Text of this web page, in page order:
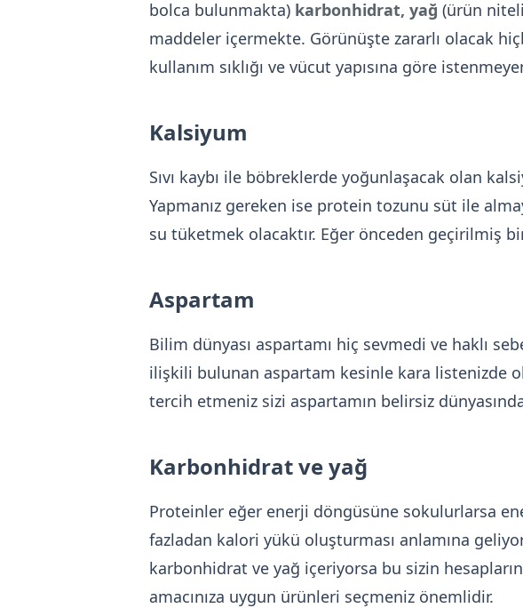
bolca bulunmakta) karbonhidrat, yağ (ürün
maddeler içermekte. Görünüşte zararlı olacak
kullanım sıklığı ve vücut yapısına göre
Kalsiyum
Sıvı kaybı ile böbreklerde yoğunlaşacak olan
Yapmanız gereken ise protein tozunu süt ile
su tüketmek olacaktır. Eğer önceden geçirilmiş
Aspartam
Bilim dünyası aspartamı hiç sevmedi ve haklı
ilişkili bulunan aspartam kesinle kara listenizde
tercih etmeniz sizi aspartamın belirsiz
Karbonhidrat ve yağ
Proteinler eğer enerji döngüsüne sokulurlarsa
fazladan kalori yükü oluşturması anlamına
karbonhidrat ve yağ içeriyorsa bu sizin
amacınıza uygun ürünleri seçmeniz önemlidir.